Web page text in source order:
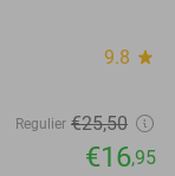
9.8 star
Regulier €25,50
€16,95